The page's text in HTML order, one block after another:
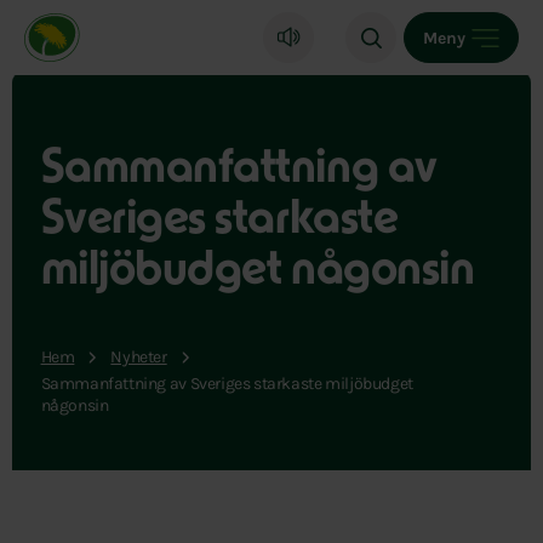
Miljöpartiet de gröna, startsida
Meny
Sammanfattning av
Sveriges starkaste
miljöbudget någonsin
Hem
Nyheter
Sammanfattning av Sveriges starkaste miljöbudget
någonsin